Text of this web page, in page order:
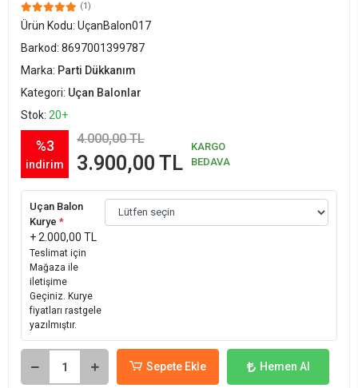
(1)
Ürün Kodu: UçanBalon017
Barkod: 8697001399787
Marka: Parti Dükkanım
Kategori: Uçan Balonlar
Stok: 20+
%3
indirim
4.000,00 TL
3.900,00 TL
KARGO
BEDAVA
Uçan Balon
Kurye *
+ 2.000,00 TL
Teslimat için
Mağaza ile
iletişime
Geçiniz. Kurye
fiyatları rastgele
yazılmıştır.
Sepete Ekle Hemen Al